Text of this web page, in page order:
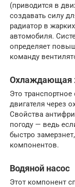
(приводится в
создавать силу
радиатор в
автомобиля.
определяет
команду
Охлаждающая
Это транспортное
двигателя через
Свойства
погоду — ведь
быстро
компонентов.
Водяной насос
Этот компонент